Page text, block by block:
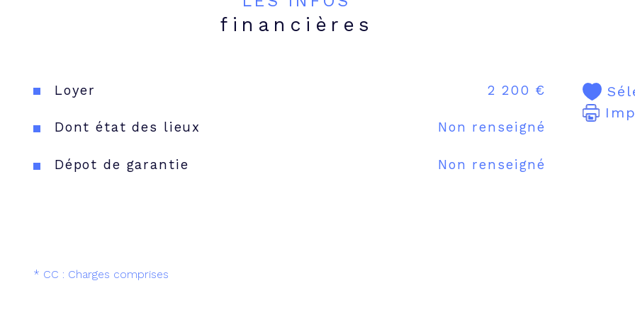
financières
Loyer 2 200 €
Dont état des lieux Non renseigné
Dépot de garantie Non renseigné
* CC : Charges comprises